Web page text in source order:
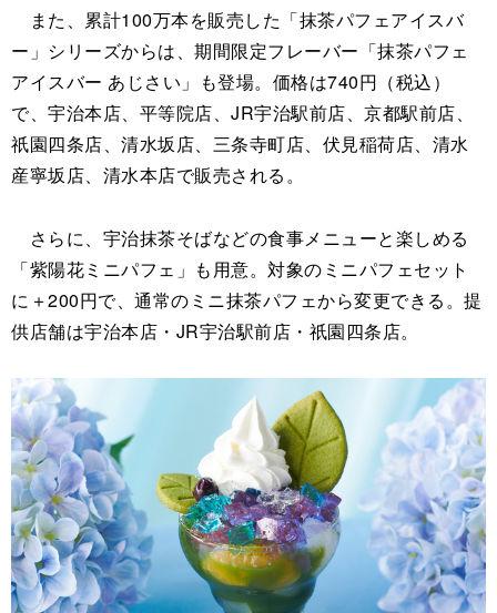
また、累計100万本を販売した「抹茶パフェアイスバ
ー」シリーズからは、期間限定フレーバー「抹茶パフェ
アイスバー あじさい」も登場。価格は740円（税込）
で、宇治本店、平等院店、JR宇治駅前店、京都駅前店、
祇園四条店、清水坂店、三条寺町店、伏見稲荷店、清水
産寧坂店、清水本店で販売される。
さらに、宇治抹茶そばなどの食事メニューと楽しめる
「紫陽花ミニパフェ」も用意。対象のミニパフェセット
に＋200円で、通常のミニ抹茶パフェから変更できる。提
供店舗は宇治本店・JR宇治駅前店・祇園四条店。